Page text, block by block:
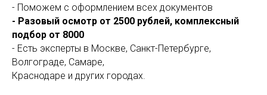
- Поможем с оформлением всех документов
- Разовый осмотр от 2500 рублей, комплексный
подбор от 8000
- Есть эксперты в Москве, Санкт-Петербурге,
Волгограде, Самаре,
Краснодаре и других городах.